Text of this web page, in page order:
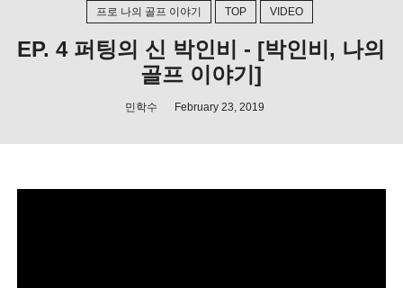
프로 나의 골프 이야기 TOP VIDEO
EP. 4 퍼팅의 신 박인비 - [박인비, 나의
골프 이야기]
민학수 February 23, 2019